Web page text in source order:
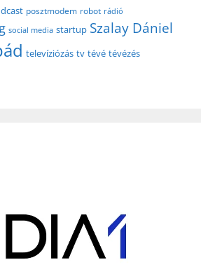
posztmodem robot rádió
social media startup Szalay Dániel
televíziózás tv tévé tévézés